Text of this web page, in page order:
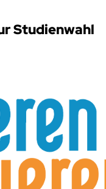
Studienwahl